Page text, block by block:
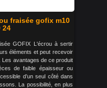
fraisée gofix m10
24
GOFIX L'écrou à sertir
éléments et peut recevoir
avantages de ce produit
de faible épaisseur ou
d’un seul côté dans
La possibilité, en plus